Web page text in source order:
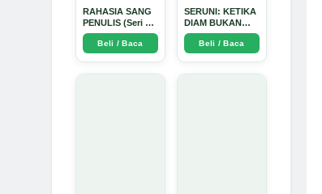
RAHASIA SANG
PENULIS (Seri 1)
- Arda Dinata
Beli / Baca
SERUNI: KETIKA
DIAM BUKAN
LAGI PILIHAN -
Arda Dinata
Beli / Baca